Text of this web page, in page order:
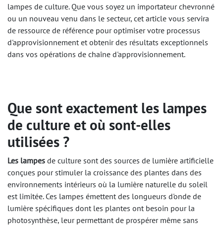
lampes de culture. Que vous soyez un importateur chevronné
ou un nouveau venu dans le secteur, cet article vous servira
de ressource de référence pour optimiser votre processus
d'approvisionnement et obtenir des résultats exceptionnels
dans vos opérations de chaîne d'approvisionnement.
Que sont exactement les lampes
de culture et où sont-elles
utilisées ?
Les lampes de culture sont des sources de lumière artificielle
conçues pour stimuler la croissance des plantes dans des
environnements intérieurs où la lumière naturelle du soleil
est limitée. Ces lampes émettent des longueurs d'onde de
lumière spécifiques dont les plantes ont besoin pour la
photosynthèse, leur permettant de prospérer même sans